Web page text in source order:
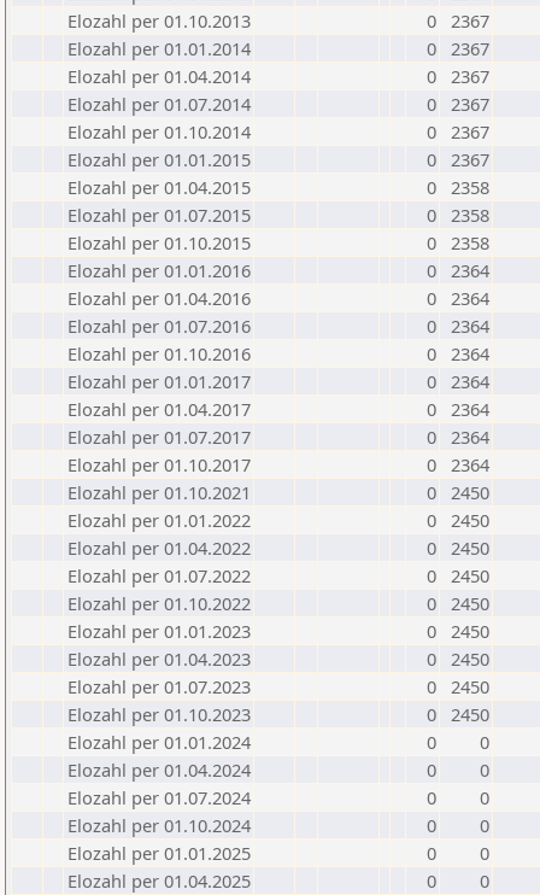
Elozahl per 01.10.2013
0 2367
Elozahl per 01.01.2014
0 2367
Elozahl per 01.04.2014
0 2367
Elozahl per 01.07.2014
0 2367
Elozahl per 01.10.2014
0 2367
Elozahl per 01.01.2015
0 2367
Elozahl per 01.04.2015
0 2358
Elozahl per 01.07.2015
0 2358
Elozahl per 01.10.2015
0 2358
Elozahl per 01.01.2016
0 2364
Elozahl per 01.04.2016
0 2364
Elozahl per 01.07.2016
0 2364
Elozahl per 01.10.2016
0 2364
Elozahl per 01.01.2017
0 2364
Elozahl per 01.04.2017
0 2364
Elozahl per 01.07.2017
0 2364
Elozahl per 01.10.2017
0 2364
Elozahl per 01.10.2021
0 2450
Elozahl per 01.01.2022
0 2450
Elozahl per 01.04.2022
0 2450
Elozahl per 01.07.2022
0 2450
Elozahl per 01.10.2022
0 2450
Elozahl per 01.01.2023
0 2450
Elozahl per 01.04.2023
0 2450
Elozahl per 01.07.2023
0 2450
Elozahl per 01.10.2023
0 2450
Elozahl per 01.01.2024
0
0
Elozahl per 01.04.2024
0
0
Elozahl per 01.07.2024
0
0
Elozahl per 01.10.2024
0
0
Elozahl per 01.01.2025
0
0
Elozahl per 01.04.2025
0
0